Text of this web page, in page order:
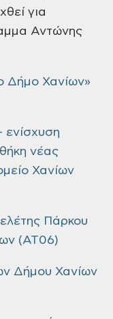
για
Αντώνης
Δήμο Χανίων»
ενίσχυση
νέας
Χανίων
Πάρκου
(ΑΤ06)
Δήμου Χανίων